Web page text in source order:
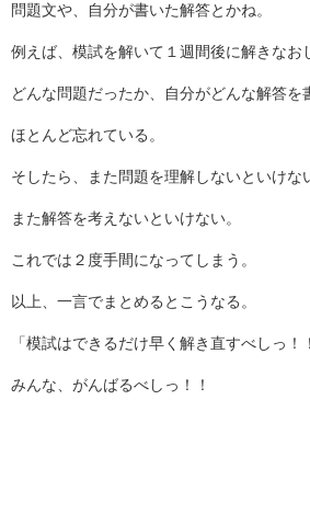
問題文や、自分が書いた解答とかね。
例えば、模試を解いて１週間後に解きなお
どんな問題だったか、自分がどんな解答を
ほとんど忘れている。
そしたら、また問題を理解しないといけな
また解答を考えないといけない。
これでは２度手間になってしまう。
以上、一言でまとめるとこうなる。
「模試はできるだけ早く解き直すべしっ！
みんな、がんばるべしっ！！